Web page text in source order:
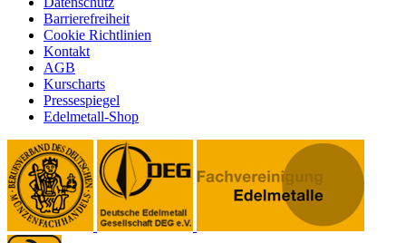
Barrierefreiheit
Cookie Richtlinien
Kontakt
AGB
Kurscharts
Pressespiegel
Edelmetall-Shop